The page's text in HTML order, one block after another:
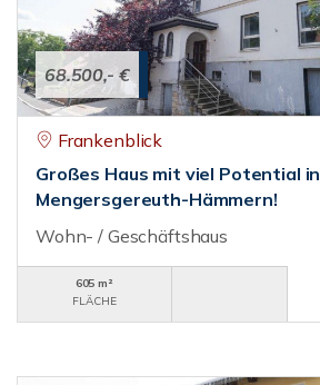
68.500,- €
Frankenblick
Großes Haus mit viel Potential in
Mengersgereuth-Hämmern!
Wohn- / Geschäftshaus
605 m²
FLÄCHE